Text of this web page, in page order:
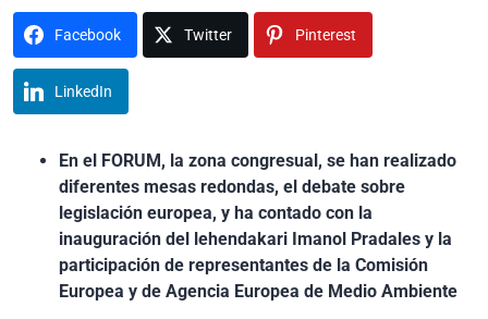
Facebook Twitter Pinterest
LinkedIn
En el FORUM, la zona congresual, se han realizado
diferentes mesas redondas, el debate sobre
legislación europea, y ha contado con la
inauguración del lehendakari Imanol Pradales y la
participación de representantes de la Comisión
Europea y de Agencia Europea de Medio Ambiente